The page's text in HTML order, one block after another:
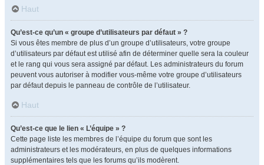
Haut
Qu’est-ce qu’un « groupe d’utilisateurs par défaut » ?
Si vous êtes membre de plus d’un groupe d’utilisateurs, votre groupe
d’utilisateurs par défaut est utilisé afin de déterminer quelle sera la couleur
et le rang qui vous sera assigné par défaut. Les administrateurs du forum
peuvent vous autoriser à modifier vous-même votre groupe d’utilisateurs
par défaut depuis le panneau de contrôle de l’utilisateur.
Haut
Qu’est-ce que le lien « L’équipe » ?
Cette page liste les membres de l’équipe du forum que sont les
administrateurs et les modérateurs, en plus de quelques informations
supplémentaires tels que les forums qu’ils modèrent.